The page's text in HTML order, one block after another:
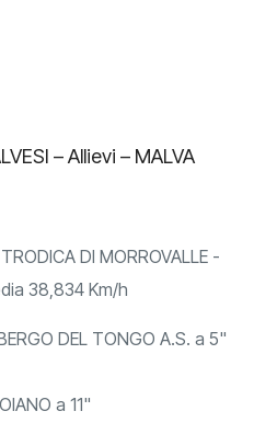
– Allievi – MALVA
DI MORROVALLE -
38,834 Km/h
DEL TONGO A.S. a 5"
a 11"